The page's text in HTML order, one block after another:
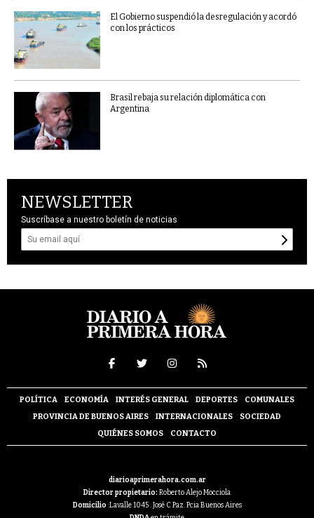
El Gobierno suspendió la desregulación y acordó
con los prácticos
Brasil rebaja su relación diplomática con
Argentina
NEWSLETTER
Suscríbase a nuestro boletín de noticias
POLÍTICA ECONOMÍA INTERÉS GENERAL DEPORTES
COMUNALES
PROVINCIA DE BUENOS AIRES
INTERNACIONALES
SOCIEDAD
QUIÉNES SOMOS
CONTACTO
diarioaprimerahora.com.ar
Director propietario: Roberto Alejo Mocciola
Domicilio :Lavalle 1045 . José C Paz. Pcia Buenos Aires